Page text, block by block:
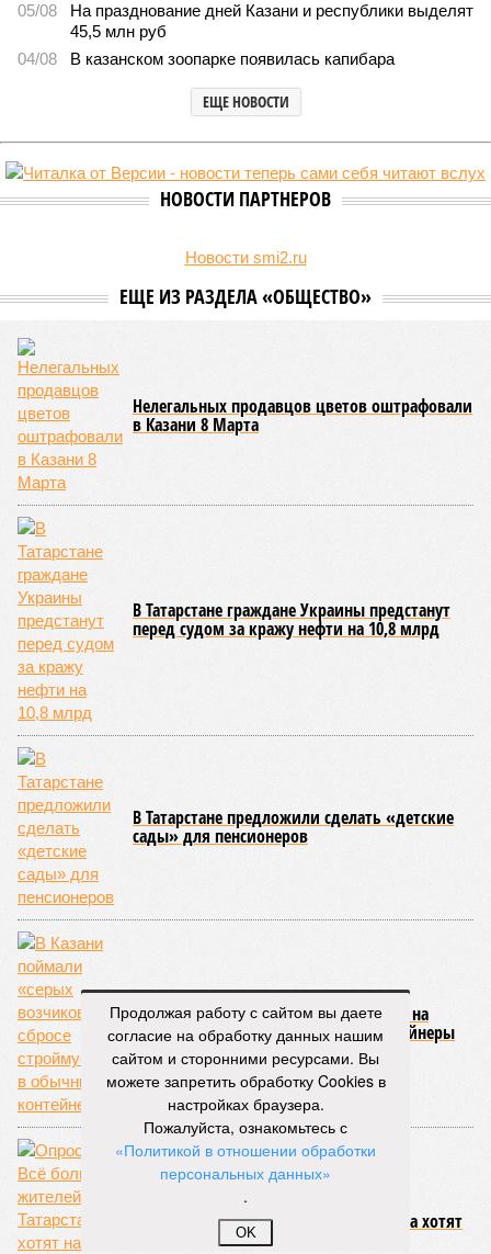
05/08
На празднование дней Казани и республики выделят
45,5 млн руб
04/08
В казанском зоопарке появилась капибара
ЕЩЕ НОВОСТИ
НОВОСТИ ПАРТНЕРОВ
Новости smi2.ru
ЕЩЕ ИЗ РАЗДЕЛА «ОБЩЕСТВО»
Нелегальных продавцов цветов оштрафовали
в Казани 8 Марта
В Татарстане граждане Украины предстанут
перед судом за кражу нефти на 10,8 млрд
В Татарстане предложили сделать «детские
сады» для пенсионеров
В Казани поймали «серых возчиков» на
сбросе строймусора в обычные контейнеры
Опрос: Всё больше жителей Татарстана хотят
найти работу рядом с домом
Продолжая работу с сайтом вы даете
согласие на обработку данных нашим
сайтом и сторонними ресурсами. Вы
можете запретить обработку Cookies в
настройках браузера.
Пожалуйста, ознакомьтесь с
«Политикой в отношении обработки
персональных данных»
.
OK